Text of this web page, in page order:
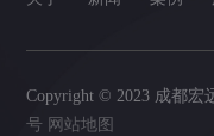
Copyright © 2023 成都
号 网站地图